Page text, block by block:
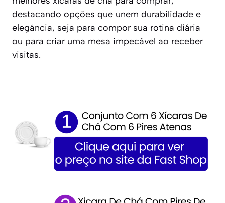
destacando opções que unem durabilidade e
elegância, seja para compor sua rotina diária
ou para criar uma mesa impecável ao receber
visitas.